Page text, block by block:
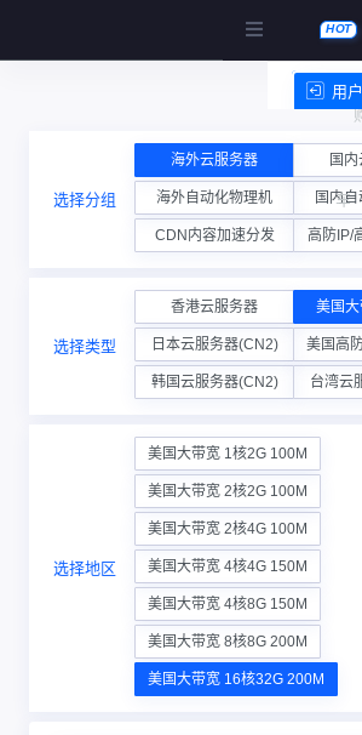
HOT
车
用
选择分组
海外云服务器 国
海外自动化物理机 国内
CDN内容加速分发 高防IP/
选择类型
香港云服务器 美国
日本云服务器(CN2) 美国高
韩国云服务器(CN2) 台湾云
选择地区
美国大带宽 1核2G 100M
美国大带宽 2核2G 100M
美国大带宽 2核4G 100M
美国大带宽 4核4G 150M
美国大带宽 4核8G 150M
美国大带宽 8核8G 200M
美国大带宽 16核32G 200M